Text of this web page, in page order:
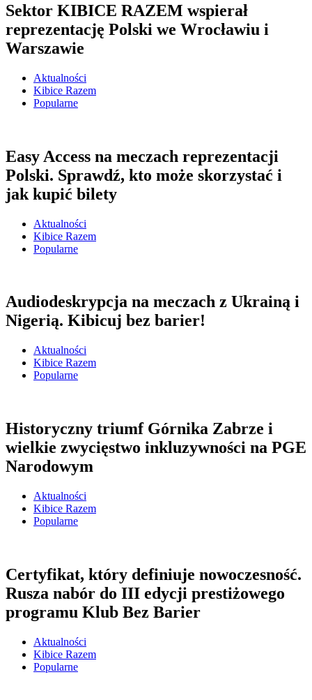
Sektor KIBICE RAZEM wspierał
reprezentację Polski we Wrocławiu i
Warszawie
Aktualności
Kibice Razem
Popularne
Easy Access na meczach reprezentacji
Polski. Sprawdź, kto może skorzystać i
jak kupić bilety
Aktualności
Kibice Razem
Popularne
Audiodeskrypcja na meczach z Ukrainą i
Nigerią. Kibicuj bez barier!
Aktualności
Kibice Razem
Popularne
Historyczny triumf Górnika Zabrze i
wielkie zwycięstwo inkluzywności na PGE
Narodowym
Aktualności
Kibice Razem
Popularne
Certyfikat, który definiuje nowoczesność.
Rusza nabór do III edycji prestiżowego
programu Klub Bez Barier
Aktualności
Kibice Razem
Popularne